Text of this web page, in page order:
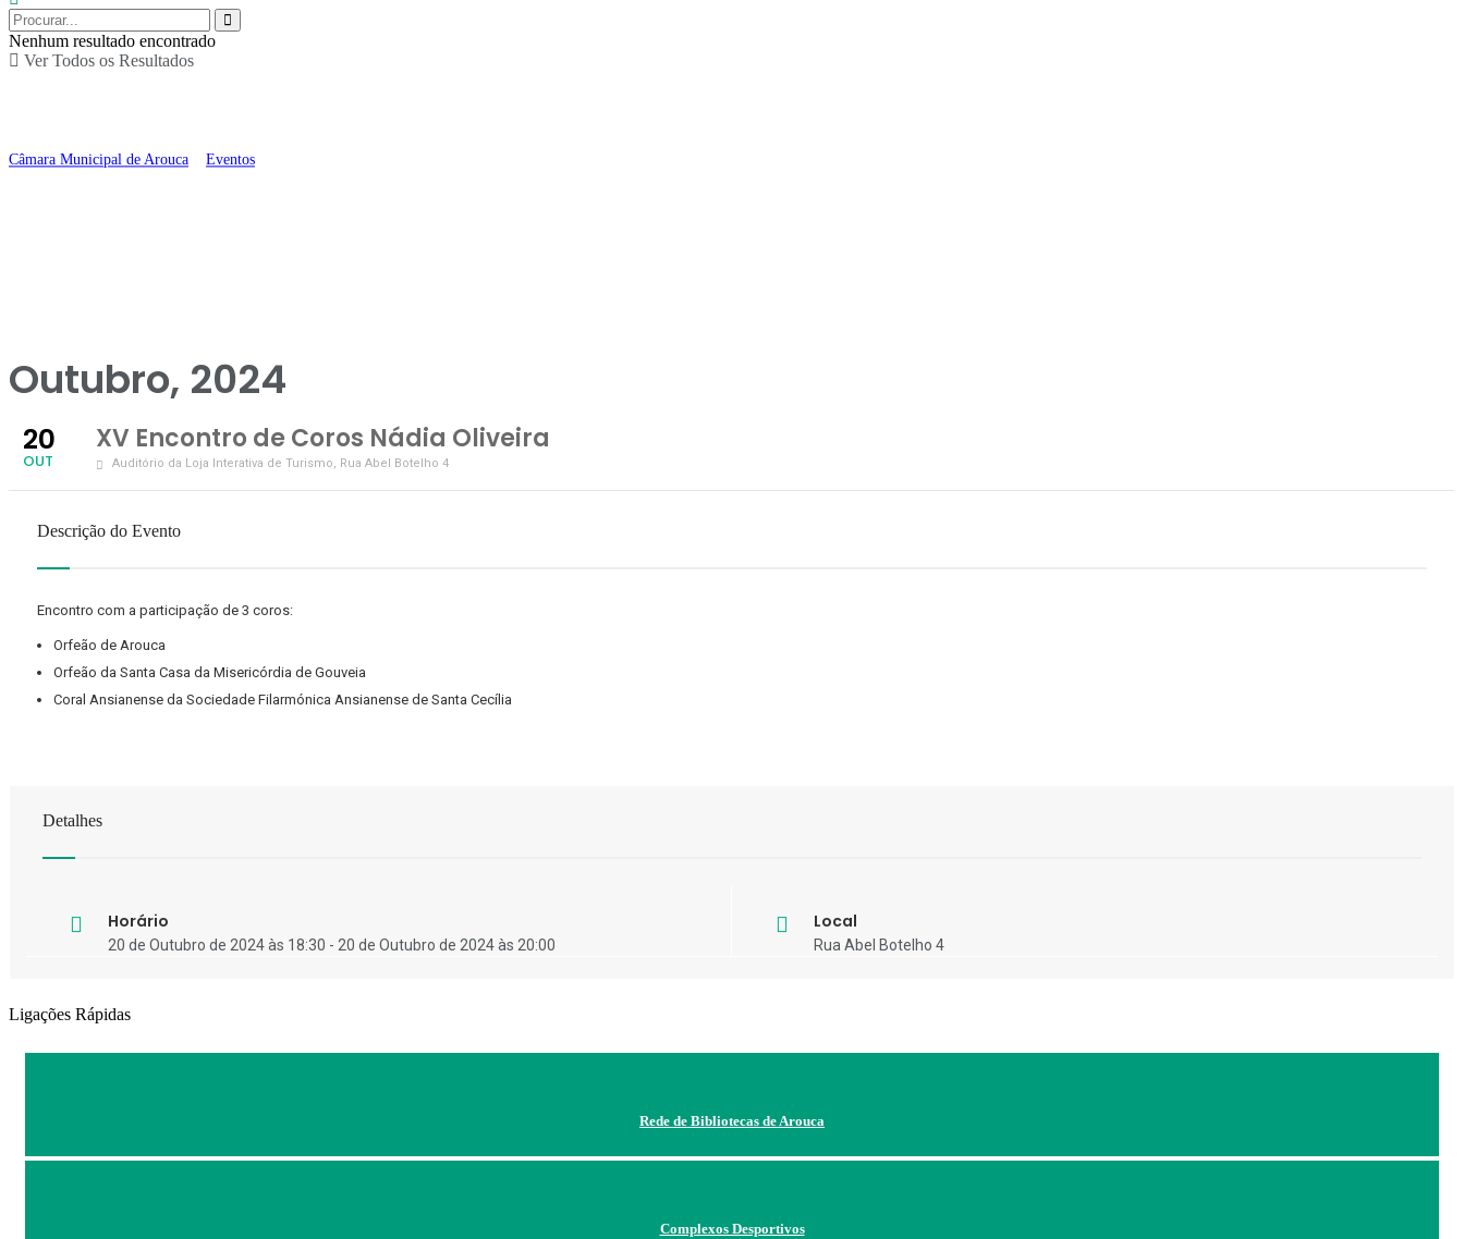
Nenhum resultado encontrado
Ver Todos os Resultados
Câmara Municipal de Arouca Eventos
Outubro, 2024
20
OUT
XV Encontro de Coros Nádia Oliveira
Auditório da Loja Interativa de Turismo, Rua Abel Botelho 4
Descrição do Evento
Encontro com a participação de 3 coros:
Orfeão de Arouca
Orfeão da Santa Casa da Misericórdia de Gouveia
Coral Ansianense da Sociedade Filarmónica Ansianense de Santa Cecília
Detalhes
Horário
20 de Outubro de 2024 às 18:30 - 20 de Outubro de 2024 às 20:00
Local
Rua Abel Botelho 4
Ligações Rápidas
Rede de Bibliotecas de Arouca
Complexos Desportivos